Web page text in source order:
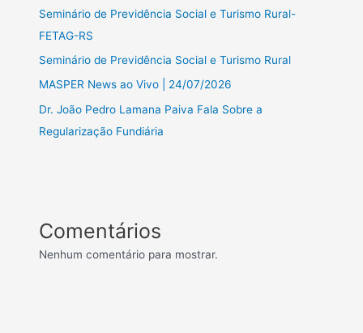
Seminário de Previdência Social e Turismo Rural-
FETAG-RS
Seminário de Previdência Social e Turismo Rural
MASPER News ao Vivo | 24/07/2026
Dr. João Pedro Lamana Paiva Fala Sobre a
Regularização Fundiária
Comentários
Nenhum comentário para mostrar.